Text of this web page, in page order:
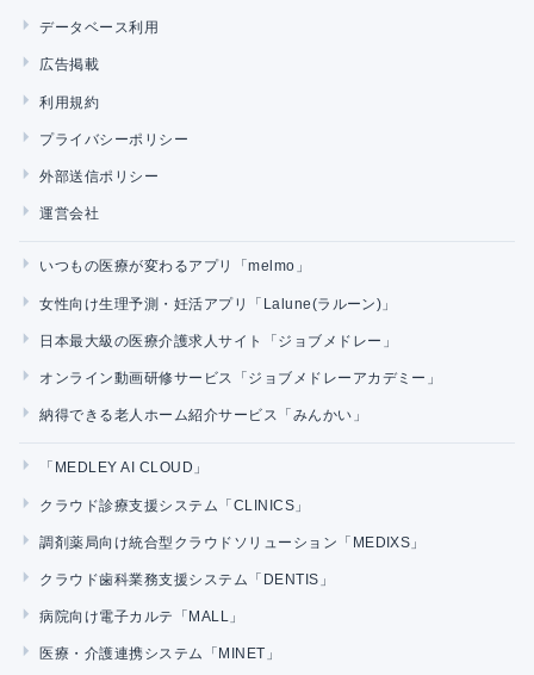
データベース利用
広告掲載
利用規約
プライバシーポリシー
外部送信ポリシー
運営会社
いつもの医療が変わるアプリ「melmo」
女性向け生理予測・妊活アプリ「Lalune(ラルーン)」
日本最大級の医療介護求人サイト「ジョブメドレー」
オンライン動画研修サービス「ジョブメドレーアカデミー」
納得できる老人ホーム紹介サービス「みんかい」
「MEDLEY AI CLOUD」
クラウド診療支援システム「CLINICS」
調剤薬局向け統合型クラウドソリューション「MEDIXS」
クラウド歯科業務支援システム「DENTIS」
病院向け電子カルテ「MALL」
医療・介護連携システム「MINET」